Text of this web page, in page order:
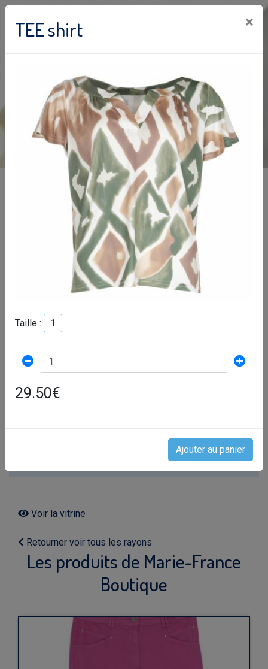
E-commerce
Marie-France Boutique
24 place du Cygne
28000 Chartres
Mode de paiement :
Voir la vitrine
Retourner voir tous les rayons
Les produits de Marie-France
Boutique
TEE shirt ×
Taille : 1
29.50€
Ajouter au panier